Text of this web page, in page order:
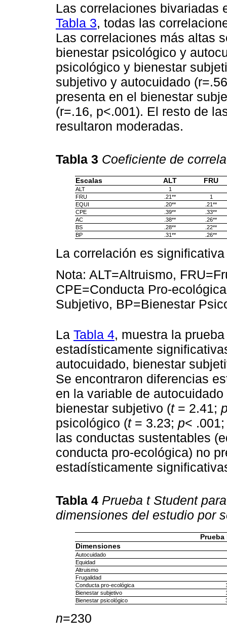
Las correlaciones bivariadas
Tabla 3, todas las
Las correlaciones más altas
bienestar psicológico y
psicológico y bienestar
subjetivo y autocuidado
presenta en el bienestar
(r=.16, p<.001). El resto de
resultaron moderadas.
Tabla 3 Coeficiente de
Escalas ALT FRU
ALT
1
FRU
.21**
1
EQUI
.20**
.21**
CPE
.39**
.33**
AC
.38**
.26**
BS
.28**
.22**
BP
.31** .26**
La correlación es
Nota: ALT=Altruismo,
CPE=Conducta Pro-
Subjetivo, BP=Bienestar
La Tabla 4, muestra la
estadísticamente
autocuidado, bienestar
Se encontraron diferencias
en la variable de autocuidado
bienestar subjetivo (t= 2.41;
psicológico (t= 3.23; p<
las conductas sustentables
conducta pro-ecológica) no
estadísticamente
Tabla 4 Prueba t Student
dimensiones del estudio por
Prueba
Dimensiones
Autocuidado
Equidad
Altruismo
Frugalidad
Conducta pro-ecológica
Bienestar subjetivo
Bienestar psicológico
n=230